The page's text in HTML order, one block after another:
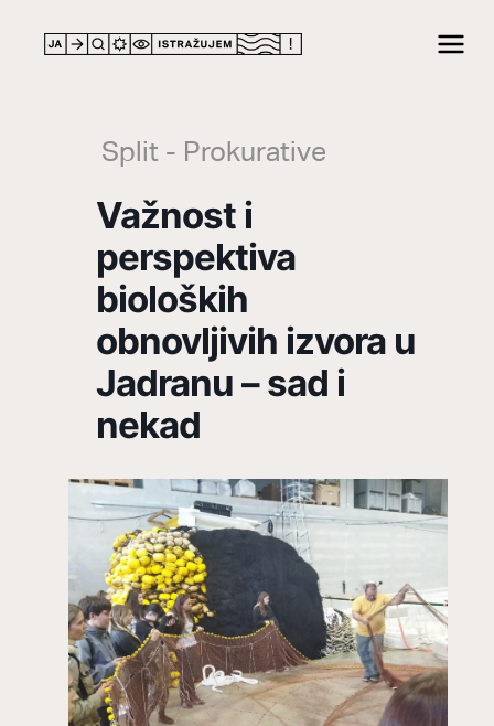
Split - Prokurative
Važnost i
perspektiva
bioloških
obnovljivih izvora u
Jadranu – sad i
nekad